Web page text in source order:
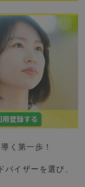
く第一歩！
バイザーを選び、